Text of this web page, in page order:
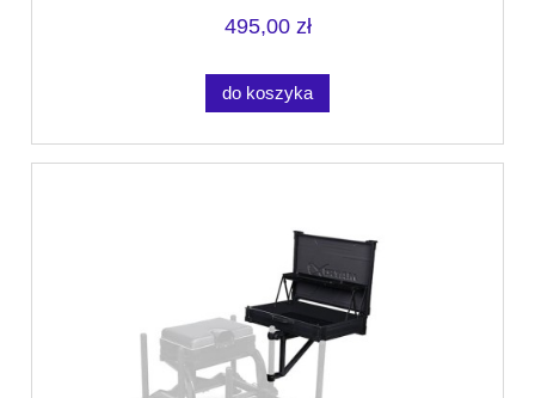
495,00 zł
do koszyka